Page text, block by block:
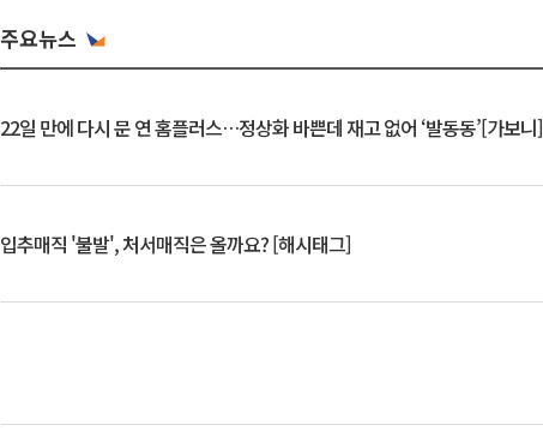
주요뉴스
22일 만에 다시 문 연 홈플러스…정상화 바쁜데 재고 없어 ‘발동동’[가보니]
입추매직 '불발', 처서매직은 올까요? [해시태그]